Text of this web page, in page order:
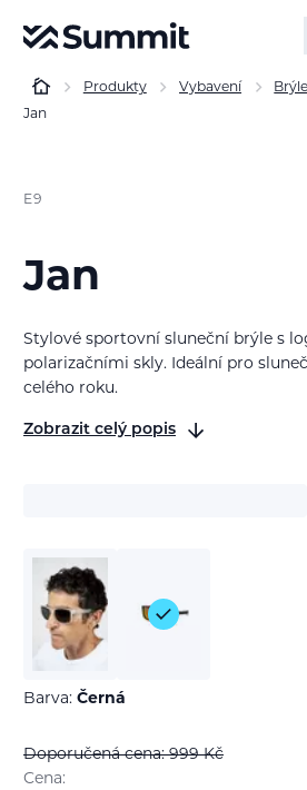
Produkty Vybavení Brýle
Jan
E9
Jan
Stylové sportovní sluneční brýle s
polarizačními skly. Ideální pro
celého roku.
Zobrazit celý popis
Barva: Černá
Doporučená cena: 999Kč
Cena: